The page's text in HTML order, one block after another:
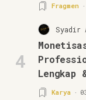
Fragmen
4
Syadir
Karya